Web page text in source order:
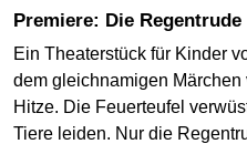
Premiere: Die Regentrude
Ein Theaterstück für Kinder
dem gleichnamigen
Hitze. Die Feuerteufel
Tiere leiden. Nur die